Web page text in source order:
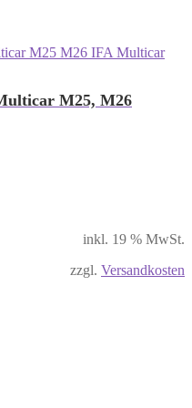
M25, M26
inkl. 19 % MwSt.
zzgl. Versandkosten